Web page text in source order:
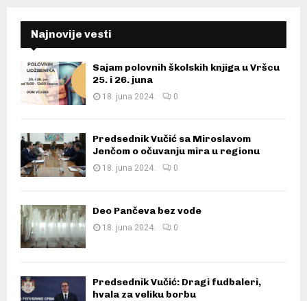
Najnovije vesti
Sajam polovnih školskih knjiga u Vršcu
25. i 26. juna
18. juna 2024. 0
Predsednik Vučić sa Miroslavom
Jenčom o očuvanju mira u regionu
18. juna 2024. 0
Deo Pančeva bez vode
18. juna 2024. 0
Predsednik Vučić: Dragi fudbaleri,
hvala za veliku borbu